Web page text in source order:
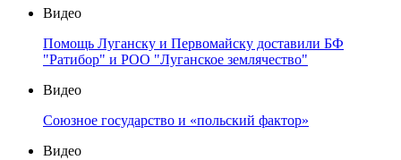
Видео
Помощь Луганску и Первомайску доставили БФ
"Ратибор" и РОО "Луганское землячество"
Видео
Союзное государство и «польский фактор»
Видео